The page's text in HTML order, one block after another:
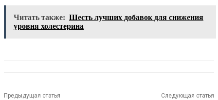
Читать также: Шесть лучших добавок для снижения
уровня холестерина
Предыдущая статья Следующая статья